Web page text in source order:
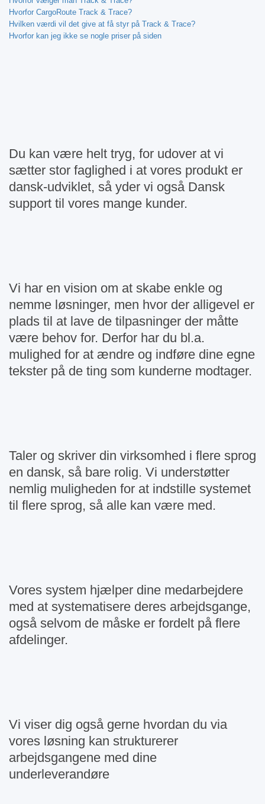
Hvorfor CargoRoute Track & Trace?
Hvilken værdi vil det give at få styr på Track & Trace?
Hvorfor kan jeg ikke se nogle priser på siden
Du kan være helt tryg, for udover at vi
sætter stor faglighed i at vores produkt er
dansk-udviklet, så yder vi også Dansk
support til vores mange kunder.
Vi har en vision om at skabe enkle og
nemme løsninger, men hvor der alligevel er
plads til at lave de tilpasninger der måtte
være behov for. Derfor har du bl.a.
mulighed for at ændre og indføre dine egne
tekster på de ting som kunderne modtager.
Taler og skriver din virksomhed i flere sprog
en dansk, så bare rolig. Vi understøtter
nemlig muligheden for at indstille systemet
til flere sprog, så alle kan være med.
Vores system hjælper dine medarbejdere
med at systematisere deres arbejdsgange,
også selvom de måske er fordelt på flere
afdelinger.
Vi viser dig også gerne hvordan du via
vores løsning kan strukturerer
arbejdsgangene med dine
underleverandøre